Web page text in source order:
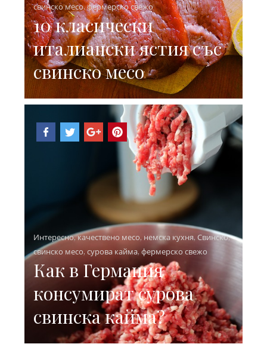
свинско месо,фермерско свежо
10 класически
италиански ястия със
свинско месо
Интересно,качествено месо, немска кухня, Свинско,
свинско месо, сурова кайма, фермерско свежо
Как в Германия
консумират сурова
свинска кайма?